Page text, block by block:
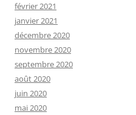
février 2021
janvier 2021
décembre 2020
novembre 2020
septembre 2020
août 2020
juin 2020
mai 2020